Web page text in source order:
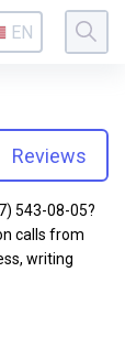
EN
Reviews
543-08-05?
calls from
writing